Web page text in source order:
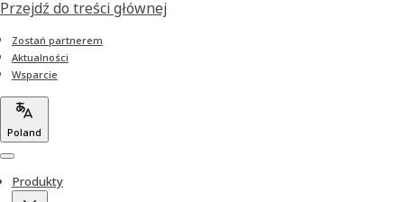
Przejdź do treści głównej
Zostań partnerem
Aktualności
Wsparcie
Poland
Menu
Produkty